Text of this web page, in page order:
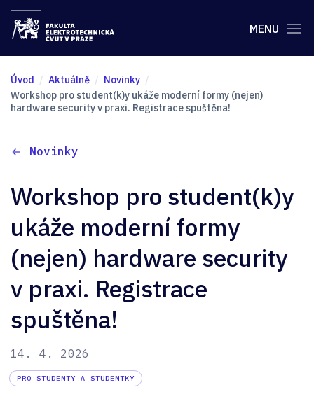
MENU
Úvod Aktuálně
Novinky
Workshop pro student(k)y ukáže moderní formy (nejen)
hardware security v praxi. Registrace spuštěna!
Novinky
Workshop pro student(k)y
ukáže moderní formy
(nejen) hardware security
v praxi. Registrace
spuštěna!
14. 4. 2026
PRO STUDENTY A STUDENTKY